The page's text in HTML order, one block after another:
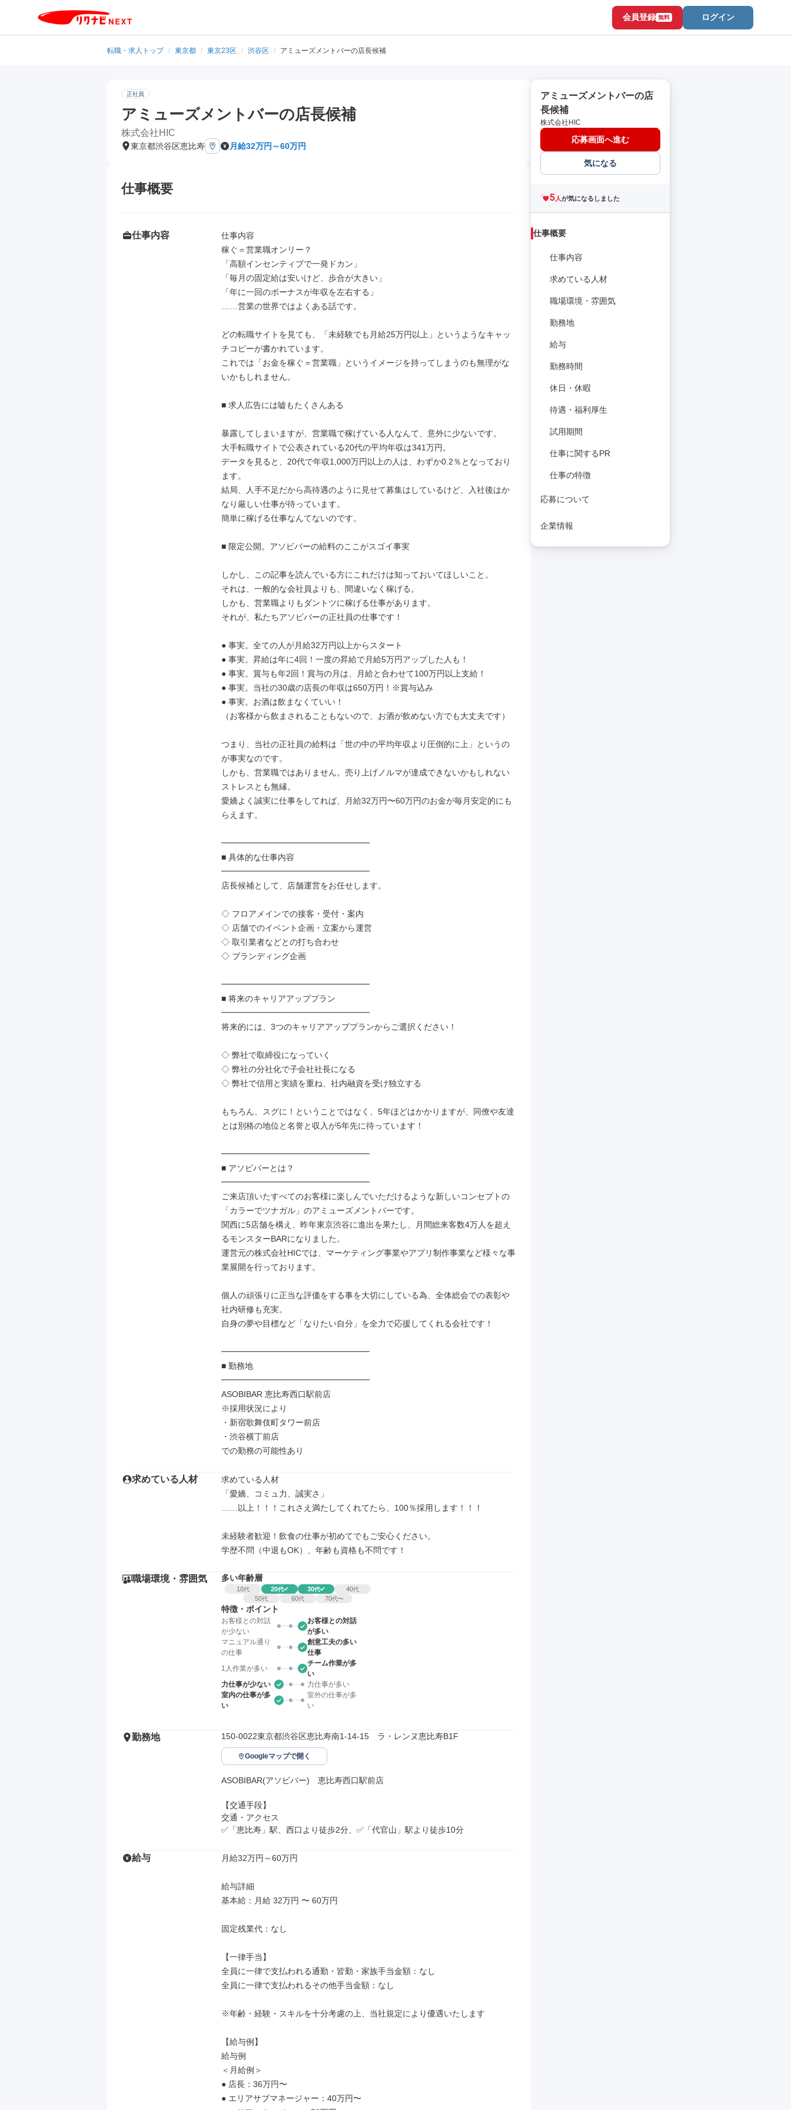
会員登録 無料 ログイン
転職・求人トップ / 東京都 / 東京23区 / 渋谷区 / アミューズメントバーの店長候補
正社員
アミューズメントバーの店長候補
株式会社HIC
東京都渋谷区恵比寿 月給32万円～60万円
仕事概要
仕事内容
仕事内容
稼ぐ＝営業職オンリー？
「高額インセンティブで一発ドカン」
「毎月の固定給は安いけど、歩合が大きい」
「年に一回のボーナスが年収を左右する」
……営業の世界ではよくある話です。
どの転職サイトを見ても、「未経験でも月給25万円以上」というようなキャッ
チコピーが書かれています。
これでは「お金を稼ぐ＝営業職」というイメージを持ってしまうのも無理がな
いかもしれません。
■ 求人広告には嘘もたくさんある
暴露してしまいますが、営業職で稼げている人なんて、意外に少ないです。
大手転職サイトで公表されている20代の平均年収は341万円。
データを見ると、20代で年収1,000万円以上の人は、わずか0.2％となっており
ます。
結局、人手不足だから高待遇のように見せて募集はしているけど、入社後はか
なり厳しい仕事が待っています。
簡単に稼げる仕事なんてないのです。
■ 限定公開。アソビバーの給料のここがスゴイ事実
しかし、この記事を読んでいる方にこれだけは知っておいてほしいこと。
それは、一般的な会社員よりも、間違いなく稼げる。
しかも、営業職よりもダントツに稼げる仕事があります。
それが、私たちアソビバーの正社員の仕事です！
● 事実。全ての人が月給32万円以上からスタート
● 事実。昇給は年に4回！一度の昇給で月給5万円アップした人も！
● 事実。賞与も年2回！賞与の月は、月給と合わせて100万円以上支給！
● 事実。当社の30歳の店長の年収は650万円！※賞与込み
● 事実。お酒は飲まなくていい！
（お客様から飲まされることもないので、お酒が飲めない方でも大丈夫です）
つまり、当社の正社員の給料は「世の中の平均年収より圧倒的に上」というの
が事実なのです。
しかも、営業職ではありません。売り上げノルマが達成できないかもしれない
ストレスとも無縁。
愛嬌よく誠実に仕事をしてれば、月給32万円〜60万円のお金が毎月安定的にも
らえます。
━━━━━━━━━━━━━━━━━━
■ 具体的な仕事内容
━━━━━━━━━━━━━━━━━━
店長候補として、店舗運営をお任せします。
◇ フロアメインでの接客・受付・案内
◇ 店舗でのイベント企画・立案から運営
◇ 取引業者などとの打ち合わせ
◇ ブランディング企画
━━━━━━━━━━━━━━━━━━
■ 将来のキャリアアッププラン
━━━━━━━━━━━━━━━━━━
将来的には、3つのキャリアアッププランからご選択ください！
◇ 弊社で取締役になっていく
◇ 弊社の分社化で子会社社長になる
◇ 弊社で信用と実績を重ね、社内融資を受け独立する
もちろん、スグに！ということではなく、5年ほどはかかりますが、同僚や友達
とは別格の地位と名誉と収入が5年先に待っています！
━━━━━━━━━━━━━━━━━━
■ アソビバーとは？
━━━━━━━━━━━━━━━━━━
ご来店頂いたすべてのお客様に楽しんでいただけるような新しいコンセプトの
「カラーでツナガル」のアミューズメントバーです。
関西に5店舗を構え、昨年東京渋谷に進出を果たし、月間総来客数4万人を超え
るモンスターBARになりました。
運営元の株式会社HICでは、マーケティング事業やアプリ制作事業など様々な事
業展開を行っております。
個人の頑張りに正当な評価をする事を大切にしている為、全体総会での表彰や
社内研修も充実。
自身の夢や目標など「なりたい自分」を全力で応援してくれる会社です！
━━━━━━━━━━━━━━━━━━
■ 勤務地
━━━━━━━━━━━━━━━━━━
ASOBIBAR 恵比寿西口駅前店
※採用状況により
・新宿歌舞伎町タワー前店
・渋谷横丁前店
での勤務の可能性あり
求めている人材
求めている人材
「愛嬌、コミュ力、誠実さ」
……以上！！！これさえ満たしてくれてたら、100％採用します！！！
未経験者歓迎！飲食の仕事が初めてでもご安心ください。
学歴不問（中退もOK）、年齢も資格も不問です！
職場環境・雰囲気 多い年齢層
10代 20代 30代 40代
50代 60代 70代〜
特徴・ポイント
お客様との対話
が少ない
お客様との対話
が多い
マニュアル通り
の仕事
創意工夫の多い
仕事
1人作業が多い
チーム作業が多
い
力仕事が少ない
力仕事が多い
室内の仕事が多
い
室外の仕事が多
い
勤務地 150-0022東京都渋谷区恵比寿南1-14-15　ラ・レンヌ恵比寿B1F
Googleマップで開く
ASOBIBAR(アソビバー)　恵比寿西口駅前店
【交通手段】
交通・アクセス
✅「恵比寿」駅、西口より徒歩2分、✅「代官山」駅より徒歩10分
給与 月給32万円～60万円
給与詳細
基本給：月給 32万円 〜 60万円
固定残業代：なし
【一律手当】
全員に一律で支払われる通勤・皆勤・家族手当金額：なし
全員に一律で支払われるその他手当金額：なし
※年齢・経験・スキルを十分考慮の上、当社規定により優遇いたします
【給与例】
給与例
＜月給例＞
● 店長：36万円〜
● エリアサブマネージャー：40万円〜
アミューズメントバーの店
長候補
株式会社HIC
応募画面へ進む
気になる
5人が気になるしました
仕事概要
仕事内容
求めている人材
職場環境・雰囲気
勤務地
給与
勤務時間
休日・休暇
待遇・福利厚生
試用期間
仕事に関するPR
仕事の特徴
応募について
企業情報